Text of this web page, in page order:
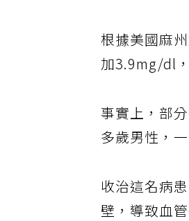
根據美國麻
加3.9mg/dl
事實上，部
多歲男性，
收治這名病
壁，導致血